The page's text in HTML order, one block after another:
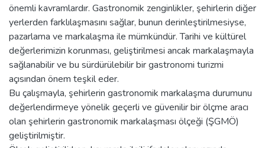
önemli kavramlardır. Gastronomik zenginlikler, şehirlerin diğer
yerlerden farklılaşmasını sağlar, bunun derinleştirilmesiyse,
pazarlama ve markalaşma ile mümkündür. Tarihi ve kültürel
değerlerimizin korunması, geliştirilmesi ancak markalaşmayla
sağlanabilir ve bu sürdürülebilir bir gastronomi turizmi
açısından önem teşkil eder.
Bu çalışmayla, şehirlerin gastronomik markalaşma durumunu
değerlendirmeye yönelik geçerli ve güvenilir bir ölçme aracı
olan şehirlerin gastronomik markalaşması ölçeği (ŞGMÖ)
geliştirilmiştir.